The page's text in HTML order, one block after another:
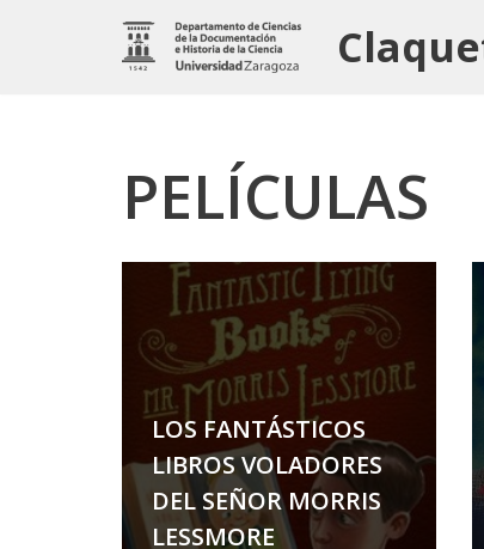
PELÍCULAS
LOS FANTÁSTICOS
LIBROS VOLADORES
DEL SEÑOR MORRIS
LESSMORE